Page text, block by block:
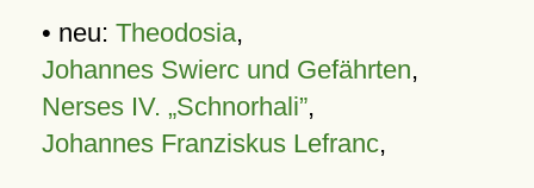
• neu: Theodosia,
Johannes Swierc und Gefährten,
Nerses IV. „Schnorhali”,
Johannes Franziskus Lefranc,